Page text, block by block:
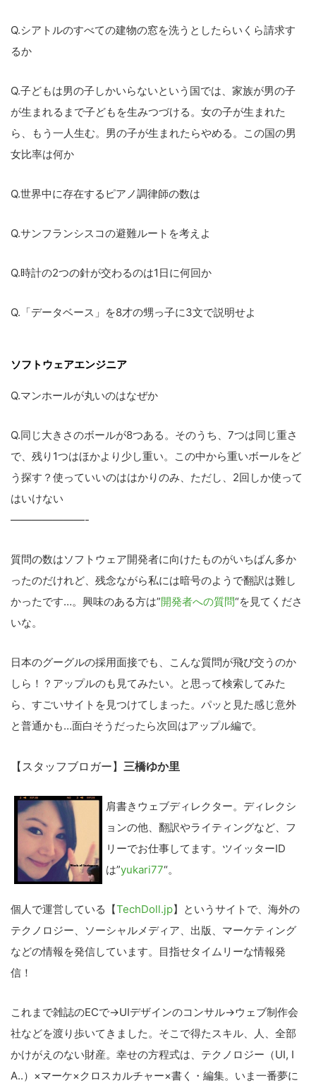
Q.シアトルのすべての建物の窓を洗うとしたらいくら請求す
るか
Q.子どもは男の子しかいらないという国では、家族が男の子
が生まれるまで子どもを生みつづける。女の子が生まれた
ら、もう一人生む。男の子が生まれたらやめる。この国の男
女比率は何か
Q.世界中に存在するピアノ調律師の数は
Q.サンフランシスコの避難ルートを考えよ
Q.時計の2つの針が交わるのは1日に何回か
Q.「データベース」を8才の甥っ子に3文で説明せよ
ソフトウェアエンジニア
Q.マンホールが丸いのはなぜか
Q.同じ大きさのボールが8つある。そのうち、7つは同じ重さ
で、残り1つはほかより少し重い。この中から重いボールをど
う探す？使っていいのははかりのみ、ただし、2回しか使って
はいけない
———————-
質問の数はソフトウェア開発者に向けたものがいちばん多か
ったのだけれど、残念ながら私には暗号のようで翻訳は難し
かったです…。興味のある方は”開発者への質問“を見てくださ
いな。
日本のグーグルの採用面接でも、こんな質問が飛び交うのか
しら！？アップルのも見てみたい。と思って検索してみた
ら、すごいサイトを見つけてしまった。パッと見た感じ意外
と普通かも…面白そうだったら次回はアップル編で。
【スタッフブロガー】 三橋ゆか里
肩書きウェブディレクター。ディレクシ
ョンの他、翻訳やライティングなど、フ
リーでお仕事してます。ツイッターID
は”yukari77“。
個人で運営している【TechDoll.jp】というサイトで、海外の
テクノロジー、ソーシャルメディア、出版、マーケティング
などの情報を発信しています。目指せタイムリーな情報発
信！
これまで雑誌のECで→UIデザインのコンサル→ウェブ制作会
社などを渡り歩いてきました。そこで得たスキル、人、全部
かけがえのない財産。幸せの方程式は、テクノロジー（UI, I
A..）×マーケ×クロスカルチャー×書く・編集。いま一番夢に
の
イ
を
索